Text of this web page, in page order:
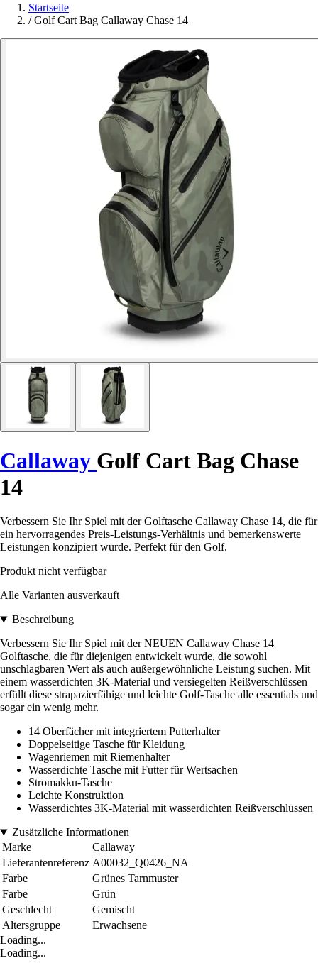
Startseite
/ Golf Cart Bag Callaway Chase 14
Callaway Golf Cart Bag Chase
14
Verbessern Sie Ihr Spiel mit der Golftasche Callaway Chase 14, die für
ein hervorragendes Preis-Leistungs-Verhältnis und bemerkenswerte
Leistungen konzipiert wurde. Perfekt für den Golf.
Produkt nicht verfügbar
Alle Varianten ausverkauft
Beschreibung
Verbessern Sie Ihr Spiel mit der NEUEN Callaway Chase 14
Golftasche, die für diejenigen entwickelt wurde, die sowohl
unschlagbaren Wert als auch außergewöhnliche Leistung suchen. Mit
einem wasserdichten 3K-Material und versiegelten Reißverschlüssen
erfüllt diese strapazierfähige und leichte Golf-Tasche alle essentials und
sogar ein wenig mehr.
14 Oberfächer mit integriertem Putterhalter
Doppelseitige Tasche für Kleidung
Wagenriemen mit Riemenhalter
Wasserdichte Tasche mit Futter für Wertsachen
Stromakku-Tasche
Leichte Konstruktion
Wasserdichtes 3K-Material mit wasserdichten Reißverschlüssen
Zusätzliche Informationen
Marke
Callaway
Lieferantenreferenz A00032_Q0426_NA
Farbe
Grünes Tarnmuster
Farbe
Grün
Geschlecht
Gemischt
Altersgruppe
Erwachsene
Loading...
Loading...